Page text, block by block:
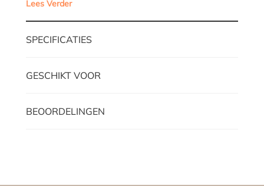
Lees Verder
SPECIFICATIES
GESCHIKT VOOR
BEOORDELINGEN